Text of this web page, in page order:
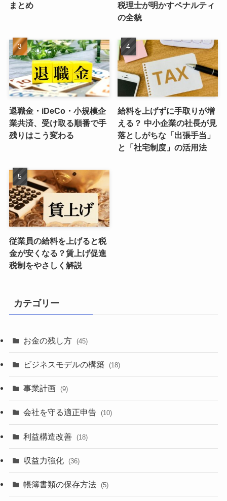
まとめ
税理士が明かすペナルティ
の全貌
退職金・iDeCo・小規模企
業共済、受け取る順番で手
残りはこう変わる
給料を上げずに手取りが増
える？ 中小企業の社長が見
落としがちな「出張手当」
と「社宅制度」の活用法
従業員の給料を上げると税
金が安くなる？賃上げ促進
税制をやさしく解説
カテゴリー
お金の残し方 (45)
ビジネスモデルの構築 (18)
事業計画 (9)
会社を守る適正申告 (10)
利益構造改善 (18)
収益力強化 (36)
帳簿書類の保存方法 (5)